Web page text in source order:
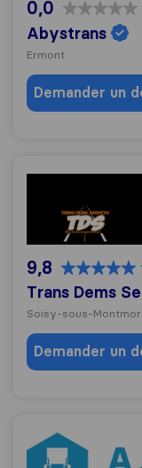
0,0
Abystrans
Ermont
Demander un
9,8
Trans Dems
Soisy-sous-
Demander un
AJS